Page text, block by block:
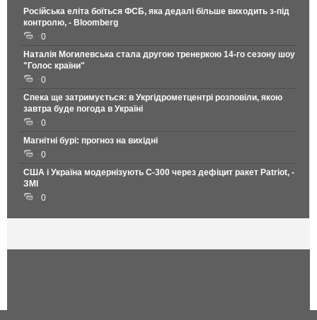
Російська еліта боїться ФСБ, яка дедалі більше виходить з-під
контролю, - Bloomberg
0
Наталія Могилевська стала другою тренеркою 14-го сезону шоу
"Голос країни"
0
Спека ще затримується: в Укргідрометцентрі розповіли, якою
завтра буде погода в Україні
0
Магнітні бурі: прогноз на вихідні
0
США і Україна модернізують С-300 через дефіцит ракет Patriot, -
ЗМІ
0